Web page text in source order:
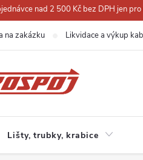
nad 2 500 Kč bez DPH jen
na zakázku Likvidace a výkup
Lišty, trubky, krabice